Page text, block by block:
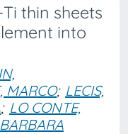
thin sheets
into
MARCO; LECIS,
; LO CONTE,